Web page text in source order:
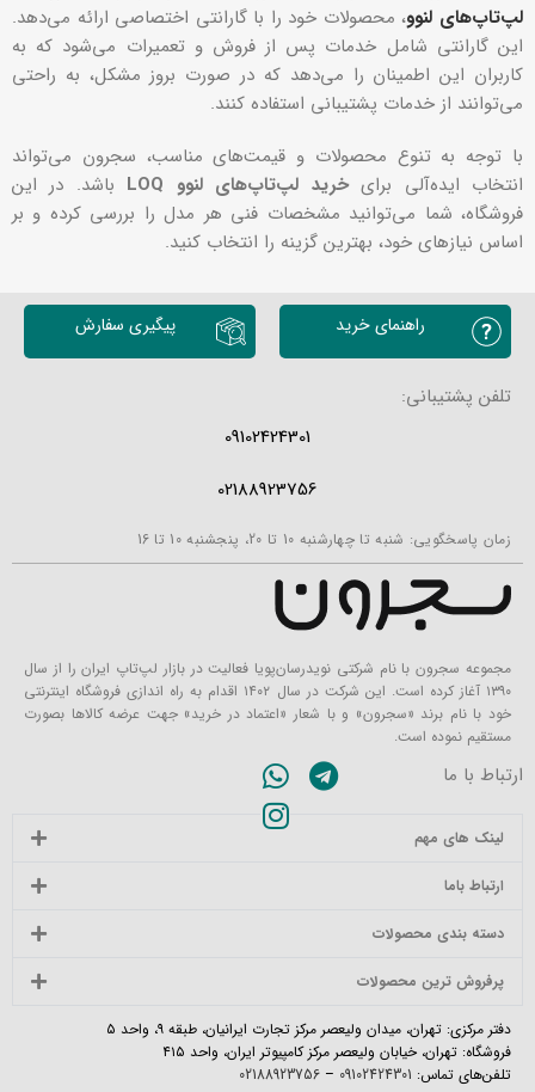
لپ‌تاپ‌های لنوو، محصولات خود را با گارانتی اختصاصی ارائه می‌دهد.
این گارانتی شامل خدمات پس از فروش و تعمیرات می‌شود که به
کاربران این اطمینان را می‌دهد که در صورت بروز مشکل، به راحتی
می‌توانند از خدمات پشتیبانی استفاده کنند.
با توجه به تنوع محصولات و قیمت‌های مناسب، سجرون می‌تواند
انتخاب ایده‌آلی برایخرید لپ‌تاپ‌های لنوو LOQ
باشد. در این
فروشگاه، شما می‌توانید مشخصات فنی هر مدل را بررسی کرده و بر
اساس نیازهای خود، بهترین گزینه را انتخاب کنید.
راهنمای خرید پیگیری سفارش
تلفن پشتیبانی:
09102424301
02188923756
زمان پاسخگویی: شنبه تا چهارشنبه 10 تا 20، پنجشنبه 10 تا 16
مجموعه سجرون با نام شرکتی نویدرسان‌پویا فعالیت در بازار لپ‌تاپ ایران را از سال
۱۳۹۰ آغاز کرده است. این شرکت در سال ۱۴۰۲ اقدام به راه اندازی فروشگاه اینترنتی
خود با نام برند «سجرون» و با شعار «اعتماد در خرید» جهت عرضه کالاها بصورت
مستقیم نموده است.
ارتباط با ما
لینک های مهم
ارتباط باما
دسته بندی محصولات
پرفروش ترین محصولات
دفتر مرکزی: تهران، میدان ولیعصر مرکز تجارت ایرانیان، طبقه ۹، واحد ۵
فروشگاه: تهران، خیابان ولیعصر مرکز کامپیوتر ایران، واحد ۴۱۵
تلفن‌های تماس: 09102424301
–
02188923756